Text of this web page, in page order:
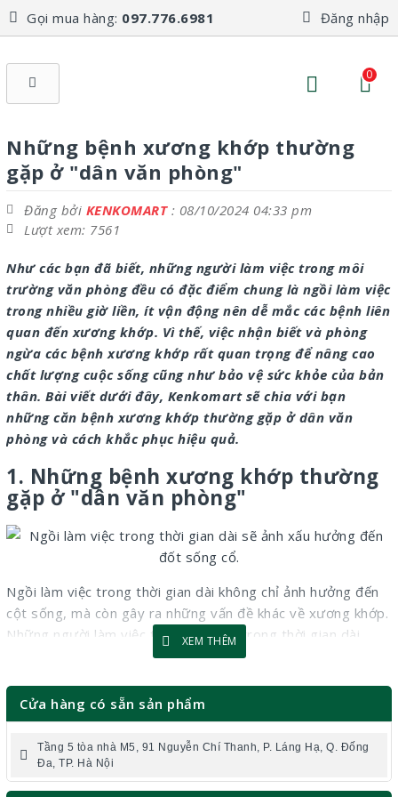
Gọi mua hàng: 097.776.6981 Đăng nhập
0
Những bệnh xương khớp thường
gặp ở "dân văn phòng"
Đăng bởi KENKOMART: 08/10/2024 04:33 pm
Lượt xem: 7561
Như các bạn đã biết, những người làm việc trong môi
trường văn phòng đều có đặc điểm chung là ngồi làm việc
trong nhiều giờ liền, ít vận động nên dễ mắc các bệnh liên
quan đến xương khớp. Vì thế, việc nhận biết và phòng
ngừa các bệnh xương khớp rất quan trọng để nâng cao
chất lượng cuộc sống cũng như bảo vệ sức khỏe của bản
thân. Bài viết dưới đây, Kenkomart sẽ chia với bạn
những căn bệnh xương khớp thường gặp ở dân văn
phòng và cách khắc phục hiệu quả.
1. Những bệnh xương khớp thường
gặp ở "dân văn phòng"
Ngồi làm việc trong thời gian dài không chỉ ảnh hưởng đến
cột sống, mà còn gây ra những vấn đề khác về xương khớp.
Những người làm việc tại văn phòng trong thời gian dài
phần lớn thường mắc các bệnh như: Thoái hóa đốt sống cổ,
Thoái hóa đốt sống cổ:Đây là bệnh phí bổ phiến
thường gặp ở dân văn phòng. Ngồi lâu trong khoảng
thoải gian dài, nhất là khi ngồi sai tư thế sẽ dẫn đến cột
sống bị áp lực liên tục gây thoái hóa. Cột sống không chỉ
XEM THÊM
Cửa hàng có sẵn sản phẩm
Tầng 5 tòa nhà M5, 91 Nguyễn Chí Thanh, P. Láng Hạ, Q. Đống
Đa, TP. Hà Nội